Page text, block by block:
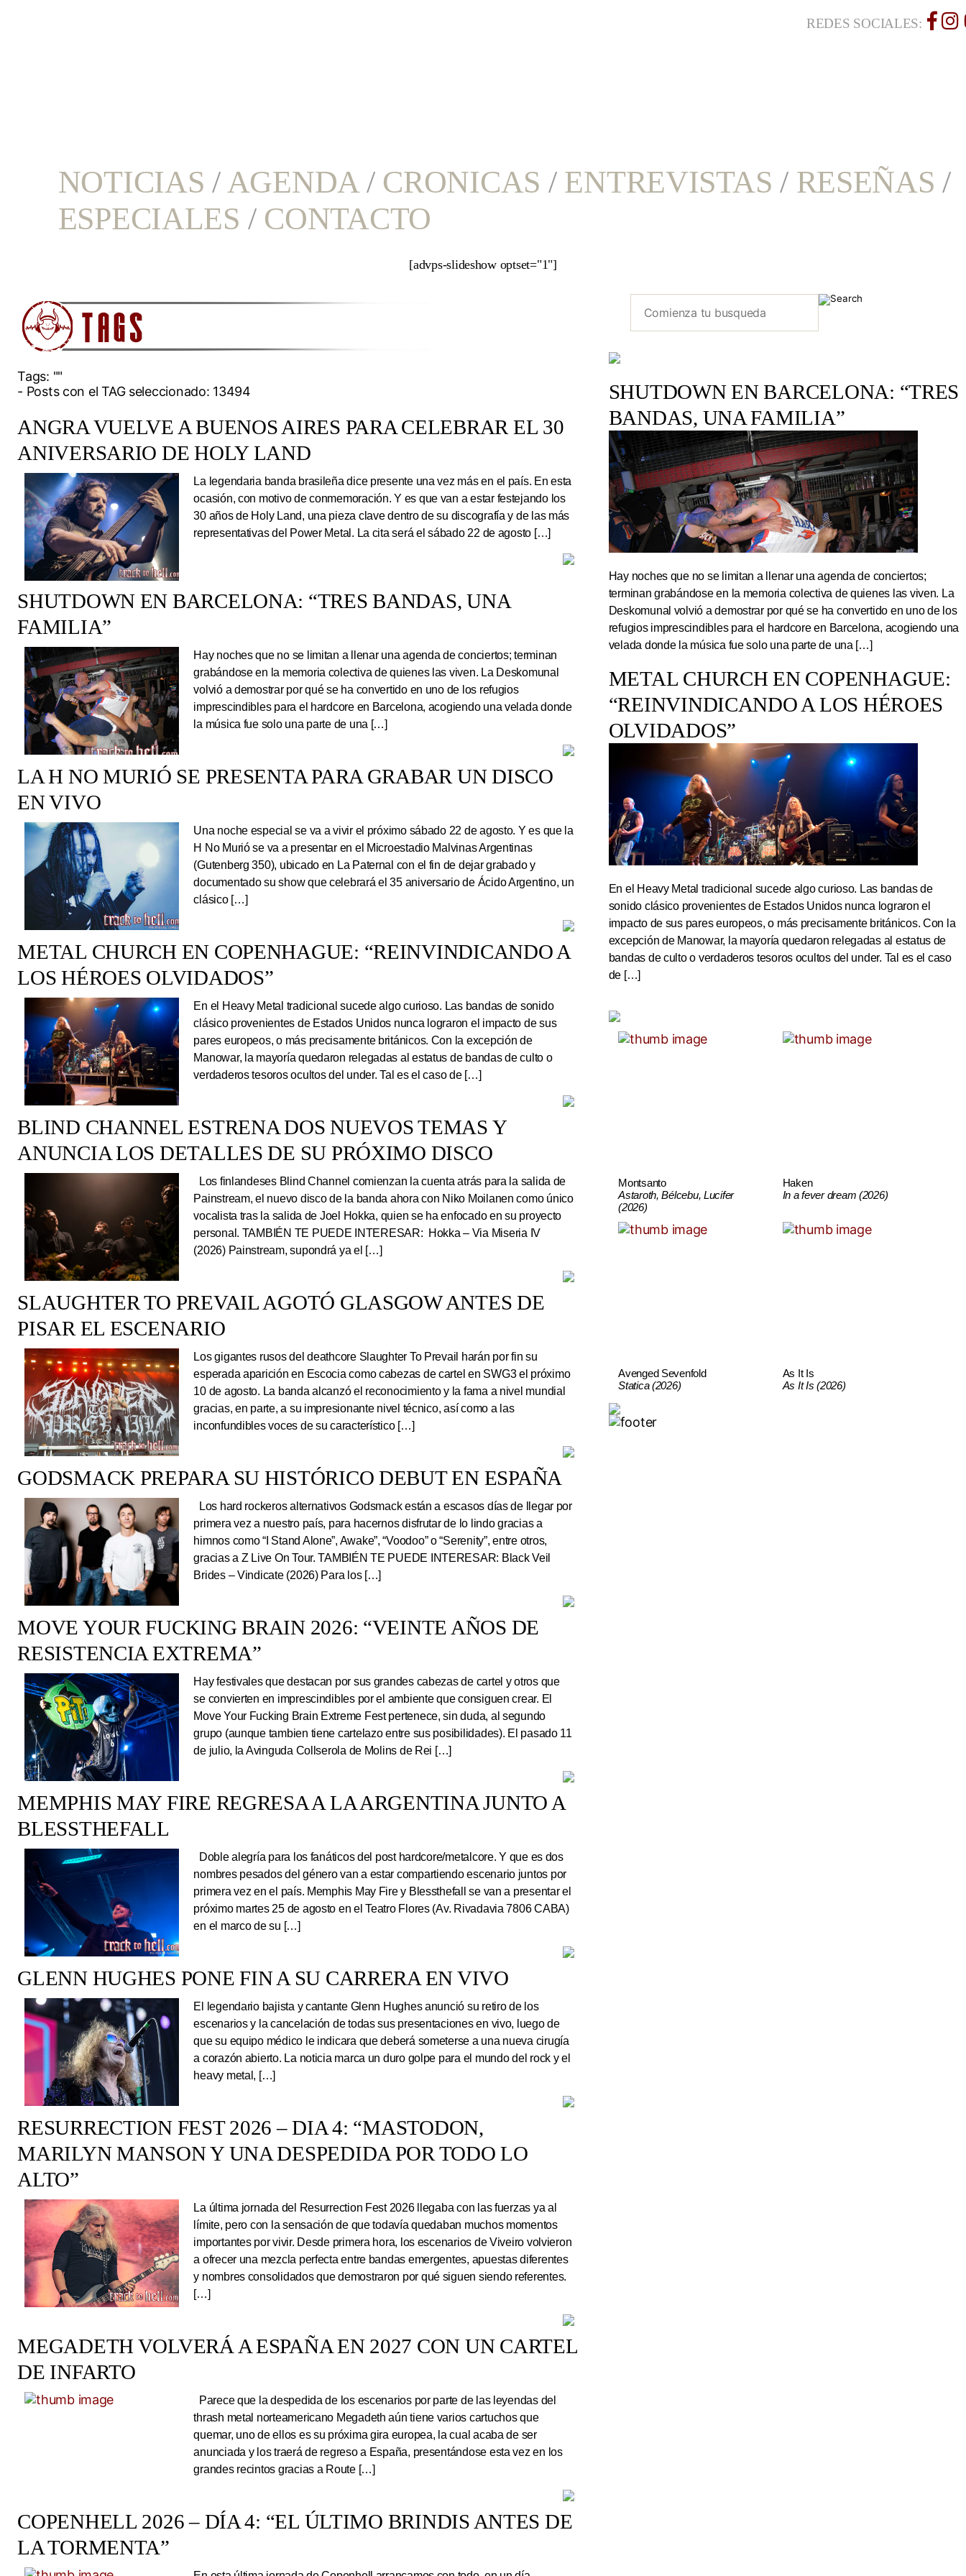
REDES SOCIALES:
NOTICIAS /AGENDA/ CRONICAS / ENTREVISTAS / RESEÑAS /
ESPECIALES / CONTACTO
[advps-slideshow optset="1"]
Tags: ""
- Posts con el TAG seleccionado: 13494
ANGRA VUELVE A BUENOS AIRES PARA CELEBRAR EL 30
ANIVERSARIO DE HOLY LAND
La legendaria banda brasileña dice presente una vez más en el país. En esta
ocasión, con motivo de conmemoración. Y es que van a estar festejando los
30 años de Holy Land, una pieza clave dentro de su discografía y de las más
representativas del Power Metal. La cita será el sábado 22 de agosto […]
SHUTDOWN EN BARCELONA: “TRES BANDAS, UNA
FAMILIA”
Hay noches que no se limitan a llenar una agenda de conciertos; terminan
grabándose en la memoria colectiva de quienes las viven. La Deskomunal
volvió a demostrar por qué se ha convertido en uno de los refugios
imprescindibles para el hardcore en Barcelona, acogiendo una velada donde
la música fue solo una parte de una […]
LA H NO MURIÓ SE PRESENTA PARA GRABAR UN DISCO
EN VIVO
Una noche especial se va a vivir el próximo sábado 22 de agosto. Y es que la
H No Murió se va a presentar en el Microestadio Malvinas Argentinas
(Gutenberg 350), ubicado en La Paternal con el fin de dejar grabado y
documentado su show que celebrará el 35 aniversario de Ácido Argentino, un
clásico […]
METAL CHURCH EN COPENHAGUE: “REINVINDICANDO A
LOS HÉROES OLVIDADOS”
En el Heavy Metal tradicional sucede algo curioso. Las bandas de sonido
clásico provenientes de Estados Unidos nunca lograron el impacto de sus
pares europeos, o más precisamente británicos. Con la excepción de
Manowar, la mayoría quedaron relegadas al estatus de bandas de culto o
verdaderos tesoros ocultos del under. Tal es el caso de […]
BLIND CHANNEL ESTRENA DOS NUEVOS TEMAS Y
ANUNCIA LOS DETALLES DE SU PRÓXIMO DISCO
Los finlandeses Blind Channel comienzan la cuenta atrás para la salida de
Painstream, el nuevo disco de la banda ahora con Niko Moilanen como único
vocalista tras la salida de Joel Hokka, quien se ha enfocado en su proyecto
personal. TAMBIÉN TE PUEDE INTERESAR: Hokka – Via Miseria IV
(2026) Painstream, supondrá ya el […]
SLAUGHTER TO PREVAIL AGOTÓ GLASGOW ANTES DE
PISAR EL ESCENARIO
Los gigantes rusos del deathcore Slaughter To Prevail harán por fin su
esperada aparición en Escocia como cabezas de cartel en SWG3 el próximo
10 de agosto. La banda alcanzó el reconocimiento y la fama a nivel mundial
gracias, en parte, a su impresionante nivel técnico, así como a las
inconfundibles voces de su característico […]
GODSMACK PREPARA SU HISTÓRICO DEBUT EN ESPAÑA
Los hard rockeros alternativos Godsmack están a escasos días de llegar por
primera vez a nuestro país, para hacernos disfrutar de lo lindo gracias a
himnos como “I Stand Alone”, Awake”, “Voodoo” o “Serenity”, entre otros,
gracias a Z Live On Tour. TAMBIÉN TE PUEDE INTERESAR: Black Veil
Brides – Vindicate (2026) Para los […]
MOVE YOUR FUCKING BRAIN 2026: “VEINTE AÑOS DE
RESISTENCIA EXTREMA”
Hay festivales que destacan por sus grandes cabezas de cartel y otros que
se convierten en imprescindibles por el ambiente que consiguen crear. El
Move Your Fucking Brain Extreme Fest pertenece, sin duda, al segundo
grupo (aunque tambien tiene cartelazo entre sus posibilidades). El pasado 11
de julio, la Avinguda Collserola de Molins de Rei […]
MEMPHIS MAY FIRE REGRESA A LA ARGENTINA JUNTO A
BLESSTHEFALL
Doble alegría para los fanáticos del post hardcore/metalcore. Y que es dos
nombres pesados del género van a estar compartiendo escenario juntos por
primera vez en el país. Memphis May Fire y Blessthefall se van a presentar el
próximo martes 25 de agosto en el Teatro Flores (Av. Rivadavia 7806 CABA)
en el marco de su […]
GLENN HUGHES PONE FIN A SU CARRERA EN VIVO
El legendario bajista y cantante Glenn Hughes anunció su retiro de los
escenarios y la cancelación de todas sus presentaciones en vivo, luego de
que su equipo médico le indicara que deberá someterse a una nueva cirugía
a corazón abierto. La noticia marca un duro golpe para el mundo del rock y el
heavy metal, […]
RESURRECTION FEST 2026 – DIA 4: “MASTODON,
MARILYN MANSON Y UNA DESPEDIDA POR TODO LO
ALTO”
La última jornada del Resurrection Fest 2026 llegaba con las fuerzas ya al
límite, pero con la sensación de que todavía quedaban muchos momentos
importantes por vivir. Desde primera hora, los escenarios de Viveiro volvieron
a ofrecer una mezcla perfecta entre bandas emergentes, apuestas diferentes
y nombres consolidados que demostraron por qué siguen siendo referentes.
[…]
MEGADETH VOLVERÁ A ESPAÑA EN 2027 CON UN CARTEL
DE INFARTO
Parece que la despedida de los escenarios por parte de las leyendas del
thrash metal norteamericano Megadeth aún tiene varios cartuchos que
quemar, uno de ellos es su próxima gira europea, la cual acaba de ser
anunciada y los traerá de regreso a España, presentándose esta vez en los
grandes recintos gracias a Route […]
COPENHELL 2026 – DÍA 4: “EL ÚLTIMO BRINDIS ANTES DE
LA TORMENTA”
SHUTDOWN EN BARCELONA: “TRES
BANDAS, UNA FAMILIA”
Hay noches que no se limitan a llenar una agenda de conciertos;
terminan grabándose en la memoria colectiva de quienes las viven. La
Deskomunal volvió a demostrar por qué se ha convertido en uno de los
refugios imprescindibles para el hardcore en Barcelona, acogiendo una
velada donde la música fue solo una parte de una […]
METAL CHURCH EN COPENHAGUE:
“REINVINDICANDO A LOS HÉROES
OLVIDADOS”
En el Heavy Metal tradicional sucede algo curioso. Las bandas de
sonido clásico provenientes de Estados Unidos nunca lograron el
impacto de sus pares europeos, o más precisamente británicos. Con la
excepción de Manowar, la mayoría quedaron relegadas al estatus de
bandas de culto o verdaderos tesoros ocultos del under. Tal es el caso
de […]
Montsanto
Astaroth, Bélcebu, Lucifer
(2026)
Haken
In a fever dream (2026)
Avenged Sevenfold
Statica (2026)
As It Is
As It Is (2026)